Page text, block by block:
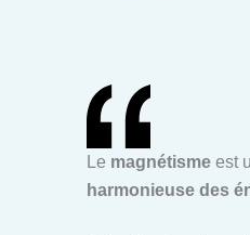
Le magnétisme est
harmonieuse des